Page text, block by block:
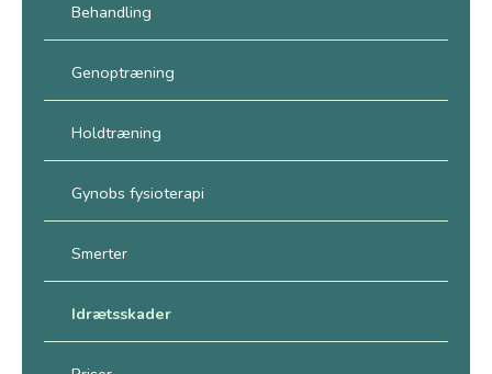
Behandling
Genoptræning
Holdtræning
Gynobs fysioterapi
Smerter
Idrætsskader